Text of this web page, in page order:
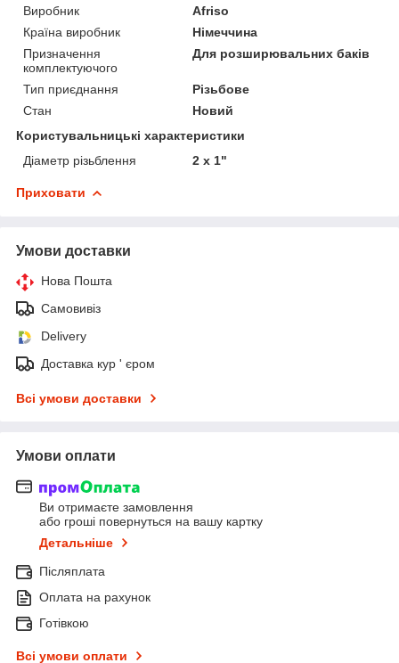
Виробник
Afriso
Країна виробник
Німеччина
Призначення
комплектуючого
Для розширювальних баків
Тип приєднання
Різьбове
Стан
Новий
Користувальницькі характеристики
Діаметр різьблення
2 х 1"
Приховати
Умови доставки
Нова Пошта
Самовивіз
Delivery
Доставка кур ' єром
Всі умови доставки
Умови оплати
Ви отримаєте замовлення
або гроші повернуться на вашу картку
Детальніше
Післяплата
Оплата на рахунок
Готівкою
Всі умови оплати